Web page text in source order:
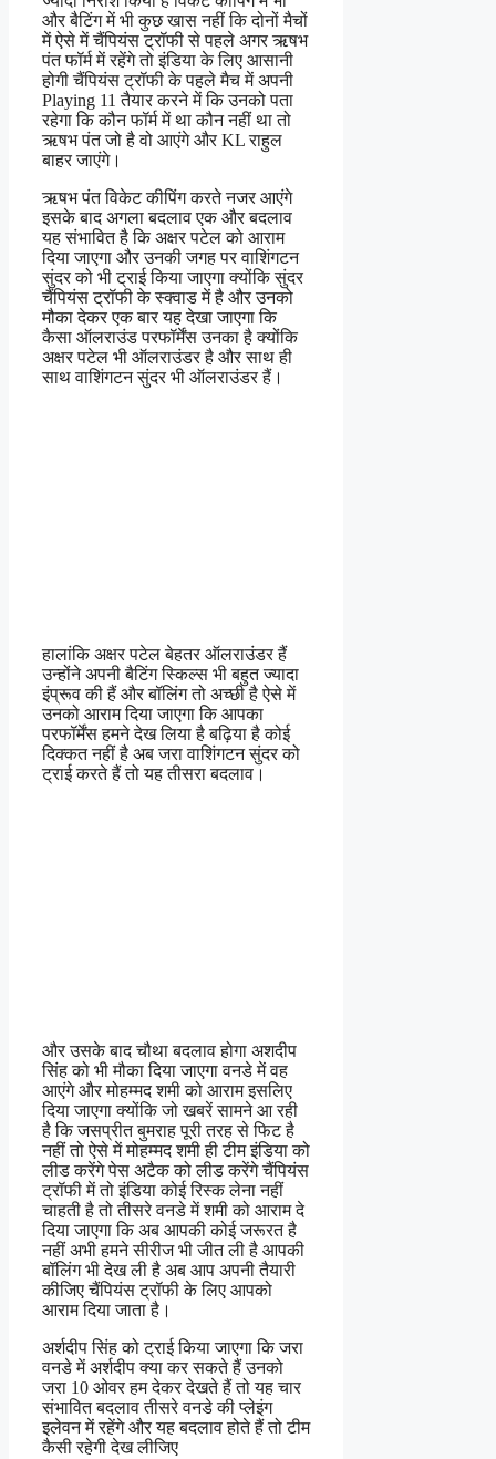
और बैटिंग में भी कुछ खास नहीं कि दोनों मैचों
में ऐसे में चैंपियंस ट्रॉफी से पहले अगर ऋषभ
पंत फॉर्म में रहेंगे तो इंडिया के लिए आसानी
होगी चैंपियंस ट्रॉफी के पहले मैच में अपनी
Playing 11 तैयार करने में कि उनको पता
रहेगा कि कौन फॉर्म में था कौन नहीं था तो
ऋषभ पंत जो है वो आएंगे और KL राहुल
बाहर जाएंगे।
ऋषभ पंत विकेट कीपिंग करते नजर आएंगे
इसके बाद अगला बदलाव एक और बदलाव
यह संभावित है कि अक्षर पटेल को आराम
दिया जाएगा और उनकी जगह पर वाशिंगटन
सुंदर को भी ट्राई किया जाएगा क्योंकि सुंदर
चैंपियंस ट्रॉफी के स्क्वाड में है और उनको
मौका देकर एक बार यह देखा जाएगा कि
कैसा ऑलराउंड परफॉर्मेंस उनका है क्योंकि
अक्षर पटेल भी ऑलराउंडर है और साथ ही
साथ वाशिंगटन सुंदर भी ऑलराउंडर हैं।
हालांकि अक्षर पटेल बेहतर ऑलराउंडर हैं
उन्होंने अपनी बैटिंग स्किल्स भी बहुत ज्यादा
इंप्रूव की हैं और बॉलिंग तो अच्छी है ऐसे में
उनको आराम दिया जाएगा कि आपका
परफॉर्मेंस हमने देख लिया है बढ़िया है कोई
दिक्कत नहीं है अब जरा वाशिंगटन सुंदर को
ट्राई करते हैं तो यह तीसरा बदलाव।
और उसके बाद चौथा बदलाव होगा अशदीप
सिंह को भी मौका दिया जाएगा वनडे में वह
आएंगे और मोहम्मद शमी को आराम इसलिए
दिया जाएगा क्योंकि जो खबरें सामने आ रही
है कि जसप्रीत बुमराह पूरी तरह से फिट है
नहीं तो ऐसे में मोहम्मद शमी ही टीम इंडिया को
लीड करेंगे पेस अटैक को लीड करेंगे चैंपियंस
ट्रॉफी में तो इंडिया कोई रिस्क लेना नहीं
चाहती है तो तीसरे वनडे में शमी को आराम दे
दिया जाएगा कि अब आपकी कोई जरूरत है
नहीं अभी हमने सीरीज भी जीत ली है आपकी
बॉलिंग भी देख ली है अब आप अपनी तैयारी
कीजिए चैंपियंस ट्रॉफी के लिए आपको
आराम दिया जाता है।
अर्शदीप सिंह को ट्राई किया जाएगा कि जरा
वनडे में अर्शदीप क्या कर सकते हैं उनको
जरा 10 ओवर हम देकर देखते हैं तो यह चार
संभावित बदलाव तीसरे वनडे की प्लेइंग
इलेवन में रहेंगे और यह बदलाव होते हैं तो टीम
कैसी रहेगी देख लीजिए